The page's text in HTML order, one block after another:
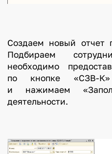
Cоздаем новый отчет
Подбираем
необходимо
по кнопке «СЗВ-
и нажимаем
деятельности.